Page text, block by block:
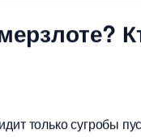
только сугробы